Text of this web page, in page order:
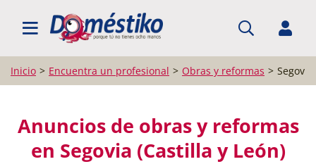
BUSCAR PROFESIONALES
Inicio Encuentra un profesional Obras y reformas Segovia
Anuncios de obras y reformas
en Segovia (Castilla y León)